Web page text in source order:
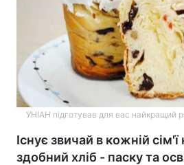
УНІАН підготував для вас найкращий
Існує звичай в кожній
здобний хліб - паску та